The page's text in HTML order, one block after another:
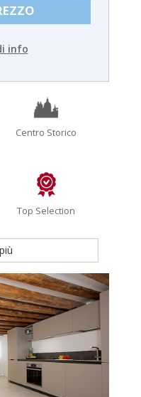
info
Centro Storico
Top Selection